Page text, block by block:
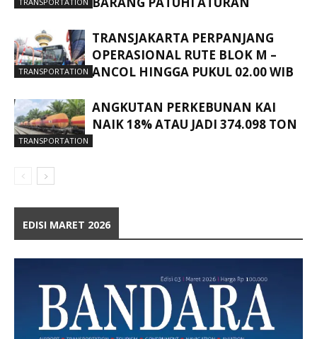
TRANSPORTATION
TRANSJAKARTA PERPANJANG
OPERASIONAL RUTE BLOK M –
ANCOL HINGGA PUKUL 02.00 WIB
TRANSPORTATION
ANGKUTAN PERKEBUNAN KAI
NAIK 18% ATAU JADI 374.098 TON
EDISI MARET 2026